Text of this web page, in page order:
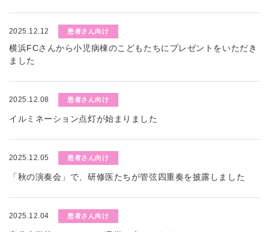
2025.12.12 患者さん向け
横浜FCさんから小児病棟のこどもたちにプレゼントをいただき
ました
2025.12.08 患者さん向け
イルミネーション点灯が始まりました
2025.12.05 患者さん向け
「秋の演奏会」で、研修医たちが管弦四重奏を披露しました
2025.12.04 患者さん向け